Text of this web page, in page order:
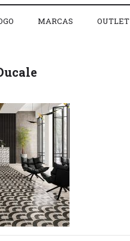
MARCAS OUTLET